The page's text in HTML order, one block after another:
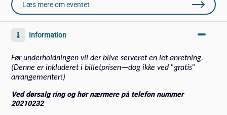
Læs mere om eventet
Information
Før underholdningen vil der blive serveret en let anretning.
(Denne er inkluderet i billetprisen—dog ikke ved ”gratis”
arrangementer!)
Ved dørsalg ring og hør nærmere på telefon nummer
20210232